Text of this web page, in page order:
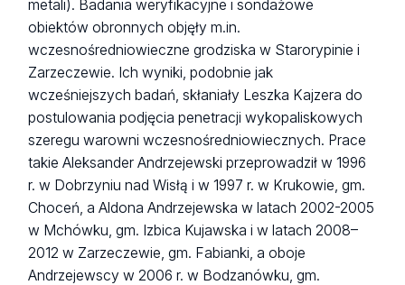
metali). Badania weryfikacyjne i sondażowe
obiektów obronnych objęły m.in.
wczesnośredniowieczne grodziska w Starorypinie i
Zarzeczewie. Ich wyniki, podobnie jak
wcześniejszych badań, skłaniały Leszka Kajzera do
postulowania podjęcia penetracji wykopaliskowych
szeregu warowni wczesnośredniowiecznych. Prace
takie Aleksander Andrzejewski przeprowadził w 1996
r. w Dobrzyniu nad Wisłą i w 1997 r. w Krukowie, gm.
Choceń, a Aldona Andrzejewska w latach 2002-2005
w Mchówku, gm. Izbica Kujawska i w latach 2008–
2012 w Zarzeczewie, gm. Fabianki, a oboje
Andrzejewscy w 2006 r. w Bodzanówku, gm.